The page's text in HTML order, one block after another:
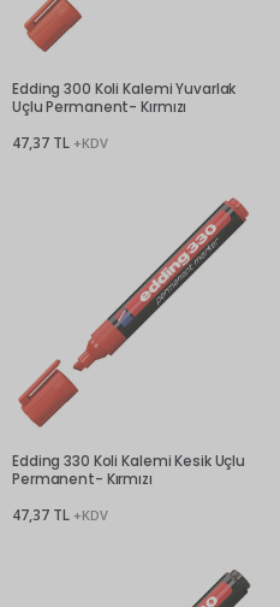
Edding 300 Koli Kalemi Yuvarlak
Uçlu Permanent- Kırmızı
47,37 TL +KDV
Edding 330 Koli Kalemi Kesik Uçlu
Permanent- Kırmızı
47,37 TL +KDV